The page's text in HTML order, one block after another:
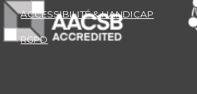
ACCESSIBILITÉ & HANDICAP
RGPD